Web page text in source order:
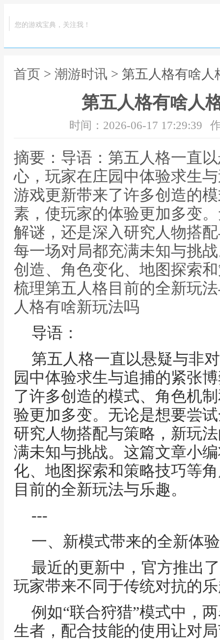
您的游戏宝典，关注我！
首页 > 潮游时讯 > 第五人格有啥人
第五人格有啥人
时间：2026-06-17 17:29:39
摘要：导语：第五人格一直
心，玩家在庄园中体验求生
游戏更新带来了许多创造的
素，使玩家的体验更加多变
解谜，还是深入研究人物搭
每一场对局都充满未知与挑
创造、角色变化、地图探索
梳理第五人格目前的全新玩
人格有啥新玩法吗
导语：
第五人格一直以悬疑与非
园中体验求生与追捕的紧张
了许多创造的模式、角色机
验更加多变。无论是想要尝
研究人物搭配与策略，新玩
满未知与挑战。这篇文章小
化、地图探索和策略技巧等
目前的全新玩法与乐趣。
---
一、新模式带来的全新体验
最近的更新中，官方推出
玩家带来不同于传统对抗的
例如“联合狩猎”模式中，
生者，配合技能的使用让对